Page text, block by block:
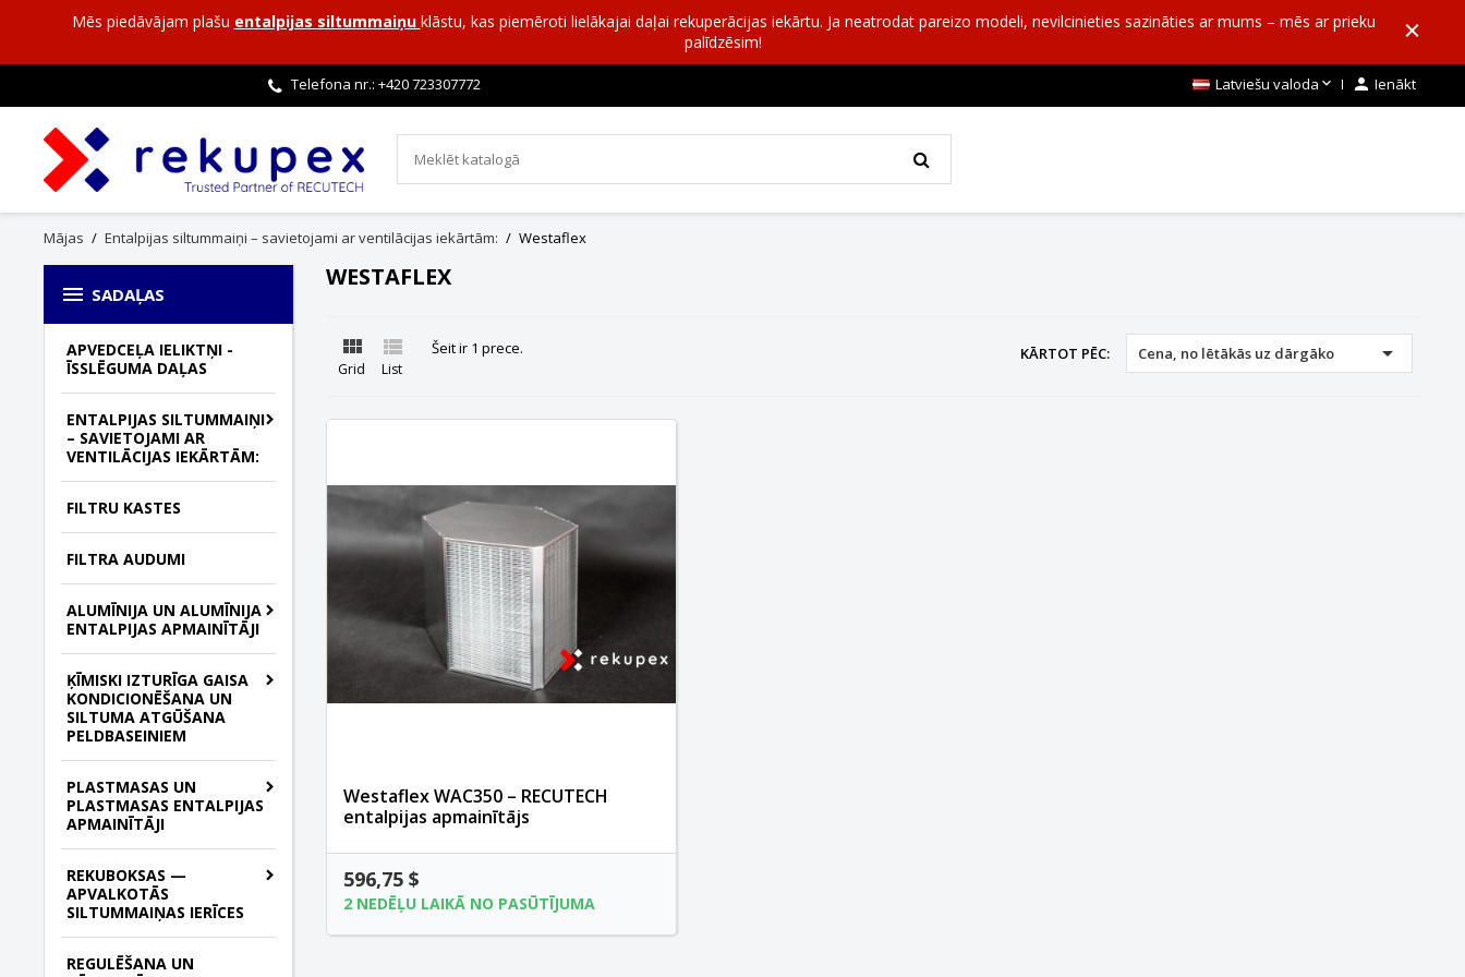
Mēs piedāvājam plašu entalpijas siltummaiņu klāstu, kas piemēroti lielākajai daļai rekuperācijas iekārtu. Ja neatrodat pareizo modeli, nevilcinieties sazināties ar mums – mēs ar prieku
palīdzēsim!
Telefona nr.: +420723307772 Latviešu valoda  Ienākt
Mājas Entalpijas siltummaiņi – savietojami ar ventilācijas iekārtām: Westaflex
 SADAĻAS
APVEDCEĻA IELIKTŅI -
ĪSSLĒGUMA DAĻAS
ENTALPIJAS SILTUMMAIŅI
– SAVIETOJAMI AR
VENTILĀCIJAS IEKĀRTĀM:
FILTRU KASTES
FILTRA AUDUMI
ALUMĪNIJA UN ALUMĪNIJA
ENTALPIJAS APMAINĪTĀJI
ĶĪMISKI IZTURĪGA GAISA
KONDICIONĒŠANA UN
SILTUMA ATGŪŠANA
PELDBASEINIEM
PLASTMASAS UN
PLASTMASAS ENTALPIJAS
APMAINĪTĀJI
REKUBOKSAS —
APVALKOTĀS
SILTUMMAIŅAS IERĪCES
REGULĒŠANA UN
WESTAFLEX

Grid

List
Šeit ir 1 prece. KĀRTOT PĒC: Cena, no lētākās uz dārgāko 
Westaflex WAC350 – RECUTECH
entalpijas apmainītājs
596,75 $
2 NEDĒĻU LAIKĀ NO PASŪTĪJUMA